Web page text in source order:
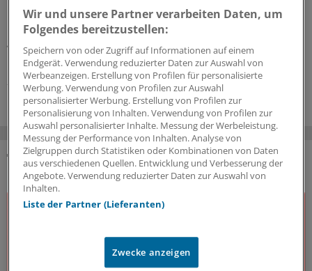
Die Bilanz des GKV-Spitzenverbandes nach zwei Jahren
Heilmittel-Blankoverordnung in der Ergotherapie fällt
gemischt aus. Sie habe die Versorgung teurer, aber
nicht nachweisbar besser gemacht.
23.07.2026
DAS KÖNNTE SIE AUCH INTERESSIEREN
Wir und unsere Partner verarbeiten Daten, um
Folgendes bereitzustellen:
Speichern von oder Zugriff auf Informationen auf einem
Endgerät. Verwendung reduzierter Daten zur Auswahl von
Werbeanzeigen. Erstellung von Profilen für personalisierte
Werbung. Verwendung von Profilen zur Auswahl
personalisierter Werbung. Erstellung von Profilen zur
Personalisierung von Inhalten. Verwendung von Profilen zur
Auswahl personalisierter Inhalte. Messung der Werbeleistung.
Messung der Performance von Inhalten. Analyse von
Zielgruppen durch Statistiken oder Kombinationen von Daten
aus verschiedenen Quellen. Entwicklung und Verbesserung der
Angebote. Verwendung reduzierter Daten zur Auswahl von
Inhalten.
Liste der Partner (Lieferanten)
Zwecke anzeigen